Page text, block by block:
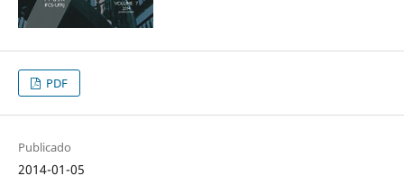
PDF
Publicado
2014-01-05